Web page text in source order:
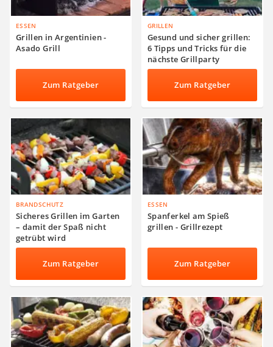
ESSEN
Grillen in Argentinien -
Asado Grill
Zum Ratgeber
GRILLEN
Gesund und sicher grillen:
6 Tipps und Tricks für die
nächste Grillparty
Zum Ratgeber
BRANDSCHUTZ
Sicheres Grillen im Garten
– damit der Spaß nicht
getrübt wird
Zum Ratgeber
ESSEN
Spanferkel am Spieß
grillen - Grillrezept
Zum Ratgeber